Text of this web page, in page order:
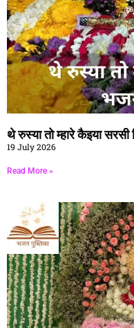
थे रुस्या तो म्हारे कैइया सरसी
19 July 2026
Read More »